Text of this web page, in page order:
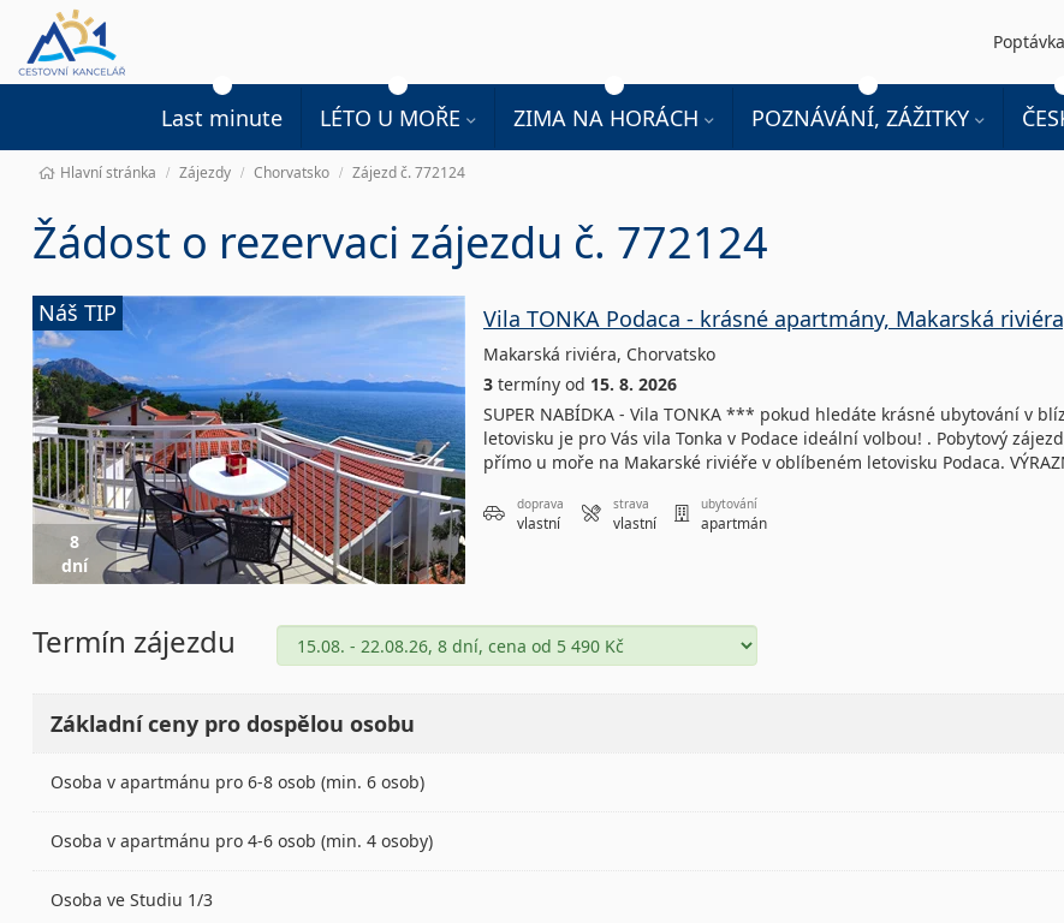
Last minute LÉTO U MOŘE ZIMA NA HORÁCH POZNÁVÁNÍ, ZÁŽITKY
Hlavní stránka Zájezdy Chorvatsko Zájezd č. 772124
Žádost o rezervaci zájezdu č. 772124
Náš TIP
8
dní
Vila TONKA Podaca - krásné apartmány, Makarská
Makarská riviéra, Chorvatsko
3 termíny od 15. 8. 2026
SUPER NABÍDKA - Vila TONKA *** pokud hledáte krásné ubytování v
letovisku je pro Vás vila Tonka v Podace ideální volbou! . Pobytový
přímo u moře na Makarské riviéře v oblíbeném letovisku Podaca.
doprava
vlastní
strava
vlastní
ubytování
apartmán
Termín zájezdu
Základní ceny pro dospělou osobu
Osoba v apartmánu pro 6-8 osob (min. 6 osob)
Osoba v apartmánu pro 4-6 osob (min. 4 osoby)
Osoba ve Studiu 1/3